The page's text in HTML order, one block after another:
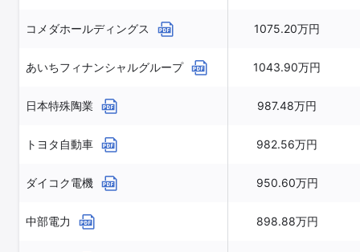
コメダホールディングス 1075.20万円
あいちフィナンシャルグループ 1043.90万円
日本特殊陶業 987.48万円
トヨタ自動車 982.56万円
ダイコク電機 950.60万円
中部電力 898.88万円